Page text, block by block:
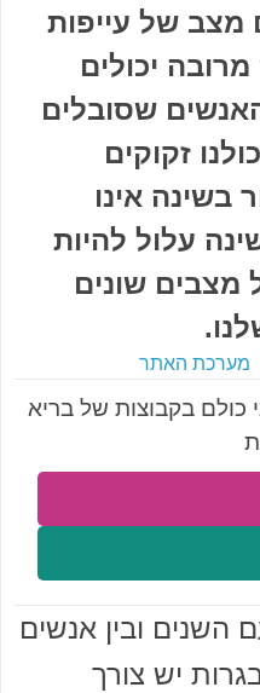
מצב של עייפות
יכולים
שסובלים
זקוקים
בשינה אינו
עלול להיות
מצבים שונים
מערכת האתר
כולם בקבוצות של בריא
השנים ובין אנשים
יש צורך